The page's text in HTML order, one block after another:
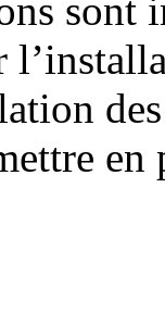
sont
en